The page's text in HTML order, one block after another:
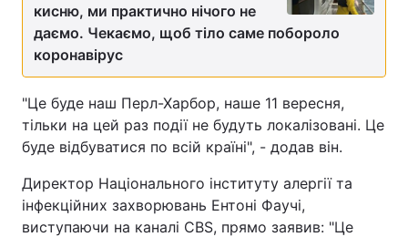
кисню, ми практично нічого не
даємо. Чекаємо, щоб тіло саме побороло
коронавірус
"Це буде наш Перл-Харбор, наше 11 вересня,
тільки на цей раз події не будуть локалізовані. Це
буде відбуватися по всій країні", - додав він.
Директор Національного інституту алергії та
інфекційних захворювань Ентоні Фаучі,
виступаючи на каналі CBS, прямо заявив: "Це